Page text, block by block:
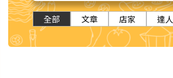
全部 文章 店家 達人